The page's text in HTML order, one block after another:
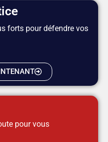
forts pour défendre vos
pour vous